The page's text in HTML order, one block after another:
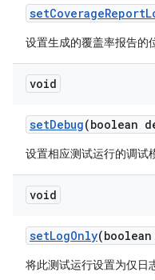
setCoverageReport
设置生成的覆盖率报告的
void
setDebug(boolean
设置相应测试运行的调试
void
setLogOnly
将此测试运行设置为仅日